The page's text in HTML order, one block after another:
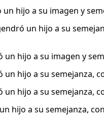
hijo a su imagen y
un hijo a su
hijo a su imagen y
hijo a su semejanza,
hijo a su semejanza,
hijo a su semejanza,